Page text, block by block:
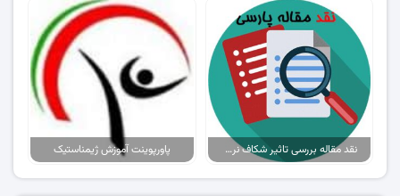
نقد مقاله بررسی تاثیر شکاف نرخ ارز رسمی و بازار آزاد بر تورم اقتصاد ایران پاورپوینت آموزش ژیمناستیک